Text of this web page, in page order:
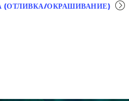
(ОТЛИВКА/ОКРАШИВАНИЕ)